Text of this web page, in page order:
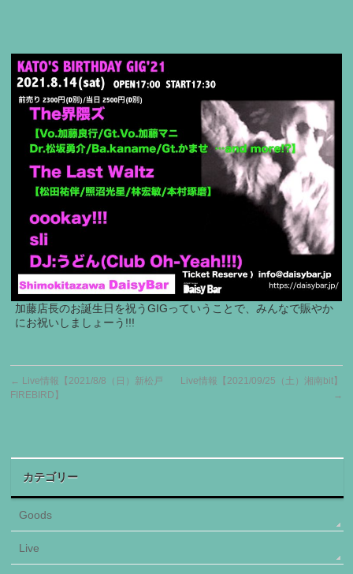
加藤店長のお誕生日を祝うGIGっていうことで、みんなで賑やか
にお祝いしましょーう!!!
← Live情報【2021/8/8（日）新松戸
FIREBIRD】
Live情報【2021/09/25（土）湘南bit】
→
カテゴリー
Goods
Live